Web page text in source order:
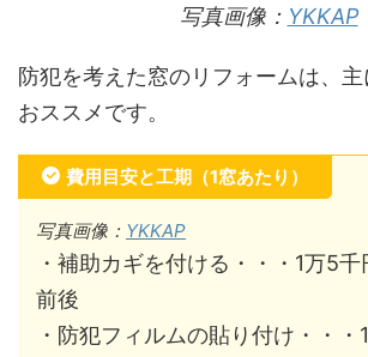
写真画像： YKKAP
防犯を考えた窓のリフォームは、
おススメです。
費用目安と工期（1窓あたり）
写真画像： YKKAP
・補助カギを付ける・・・1万5
前後
・防犯フィルムの貼り付け・・